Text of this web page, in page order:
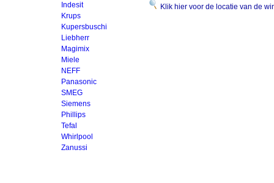
Indesit
Krups
Kupersbuschi
Liebherr
Magimix
Miele
NEFF
Panasonic
SMEG
Siemens
Phillips
Tefal
Whirlpool
Zanussi
Klik hier voor de locatie van de